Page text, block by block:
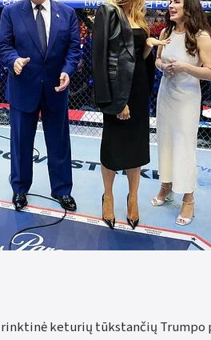
rinktinė keturių tūkstančių